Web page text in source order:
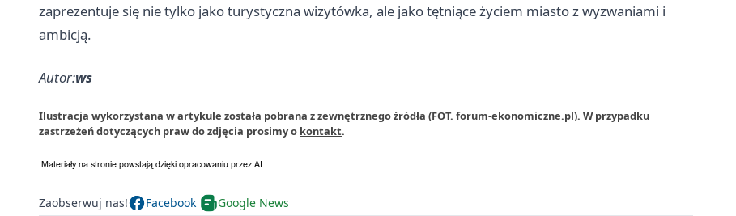
zaprezentuje się nie tylko jako turystyczna wizytówka, ale jako tętniące życiem miasto z wyzwaniami i
ambicją.
Autor:ws
Ilustracja wykorzystana w artykule została pobrana z zewnętrznego źródła (FOT. forum-ekonomiczne.pl). W przypadku
zastrzeżeń dotyczących praw do zdjęcia prosimy o kontakt.
Zaobserwuj nas! Facebook Google News